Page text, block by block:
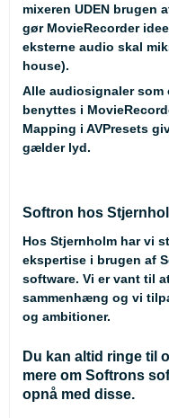
mixeren UDEN brugen
gør MovieRecorder
eksterne audio skal
house).
Alle audiosignaler som
benyttes i
Mapping i AVPresets
gælder lyd.
Softron hos
Hos Stjernholm har vi
ekspertise i brugen af
software. Vi er vant til
sammenhæng og vi
og ambitioner.
Du kan altid ringe til
mere om Softrons
opnå med disse.